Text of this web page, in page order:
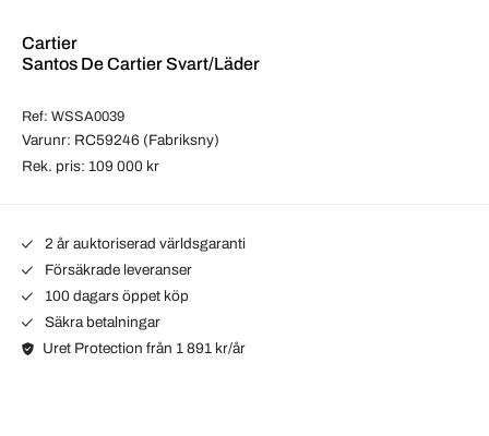
Cartier
Santos De Cartier Svart/Läder
Ref: WSSA0039
Varunr: RC59246 (Fabriksny)
Rek. pris: 109 000 kr
2 år auktoriserad världsgaranti
Försäkrade leveranser
100 dagars öppet köp
Säkra betalningar
Uret Protection från 1 891 kr/år